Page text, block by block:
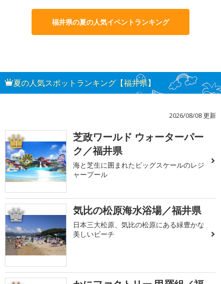
福井県の夏の人気イベントランキング
夏の人気スポットランキング【福井県】
2026/08/08 更新
1
芝政ワールド ウォーターパー
ク／福井県
海と芝生に囲まれたビッグスケールのレジ
ャープール
2 気比の松原海水浴場／福井県
日本三大松原、気比の松原にある緑豊かな
美しいビーチ